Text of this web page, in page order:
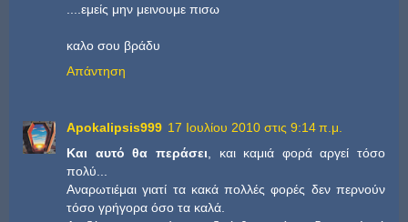
....εμείς μην μεινουμε πισω
καλο σου βράδυ
Απάντηση
Apokalipsis999 17 Ιουλίου 2010 στις 9:14 π.μ.
Και αυτό θα περάσει, και καμιά φορά αργεί τόσο
πολύ...
Αναρωτιέμαι γιατί τα κακά πολλές φορές δεν περνούν
τόσο γρήγορα όσο τα καλά.